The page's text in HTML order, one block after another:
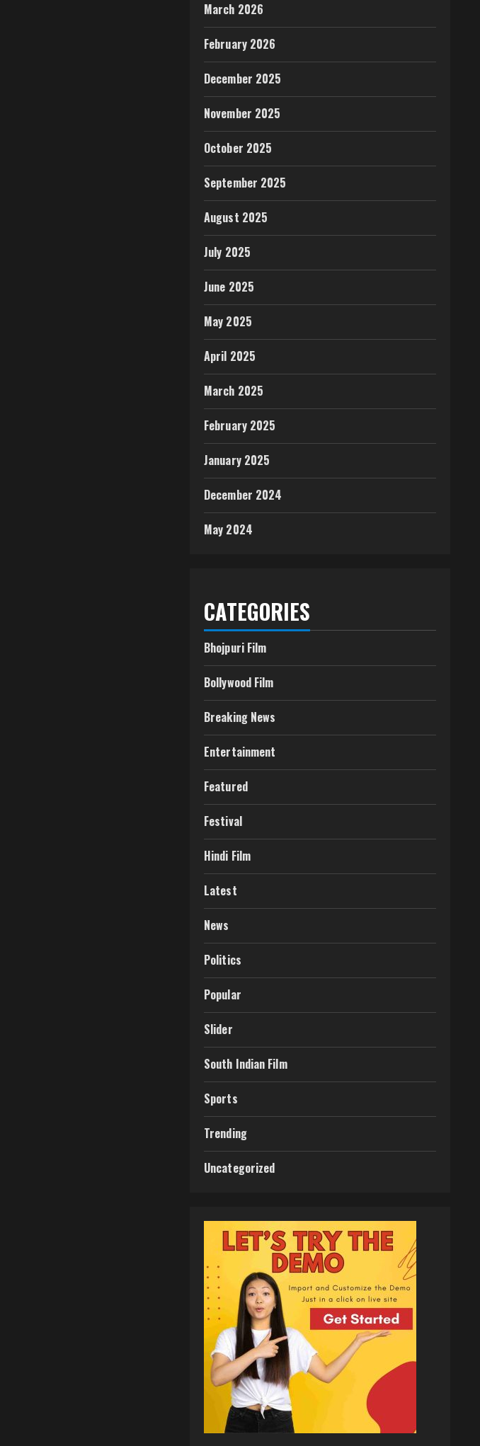
March 2026
February 2026
December 2025
November 2025
October 2025
September 2025
August 2025
July 2025
June 2025
May 2025
April 2025
March 2025
February 2025
January 2025
December 2024
May 2024
CATEGORIES
Bhojpuri Film
Bollywood Film
Breaking News
Entertainment
Featured
Festival
Hindi Film
Latest
News
Politics
Popular
Slider
South Indian Film
Sports
Trending
Uncategorized
वर्ल्डवाइड रिकॉर्ड्स भोजपुरी का नया
धमाकेदार गाना जल्द, दुबई की
खूबसूरत लोकेशन्स पर हो रही है